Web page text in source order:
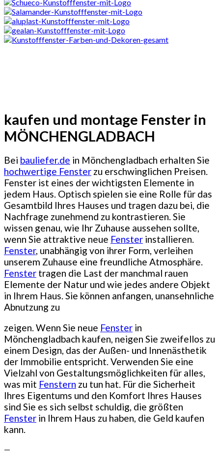
kaufen und montage Fenster in
MÖNCHENGLADBACH
Bei bauliefer.de in Mönchengladbach erhalten Sie
hochwertige Fenster zu erschwinglichen Preisen.
Fenster ist eines der wichtigsten Elemente in
jedem Haus. Optisch spielen sie eine Rolle für das
Gesamtbild Ihres Hauses und tragen dazu bei, die
Nachfrage zunehmend zu kontrastieren. Sie
wissen genau, wie Ihr Zuhause aussehen sollte,
wenn Sie attraktive neue Fenster installieren.
Fenster, unabhängig von ihrer Form, verleihen
unserem Zuhause eine freundliche Atmosphäre.
Fenster tragen die Last der manchmal rauen
Elemente der Natur und wie jedes andere Objekt
in Ihrem Haus. Sie können anfangen, unansehnliche
Abnutzung zu
zeigen. Wenn Sie neue Fenster in
Mönchengladbach kaufen, neigen Sie zweifellos zu
einem Design, das der Außen- und Innenästhetik
der Immobilie entspricht. Verwenden Sie eine
Vielzahl von Gestaltungsmöglichkeiten für alles,
was mit Fenstern zu tun hat. Für die Sicherheit
Ihres Eigentums und den Komfort Ihres Hauses
sind Sie es sich selbst schuldig, die größten
Fenster in Ihrem Haus zu haben, die Geld kaufen
kann.
—